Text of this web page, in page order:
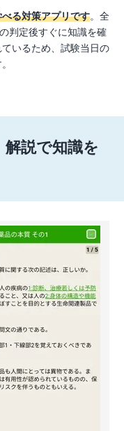
る対策アプリです。全
判定後すぐに知識を確
いるため、試験当日の
説で知識を